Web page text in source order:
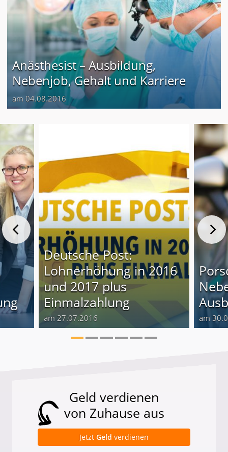
Anästhesist – Ausbildung,
Nebenjob, Gehalt und Karriere
am 04.08.2016
Deutsche Post:
Lohnerhöhung in 2016
und 2017 plus
Einmalzahlung
am 27.07.2016 am
Geld verdienen
von Zuhause aus
Jetzt Geld verdienen